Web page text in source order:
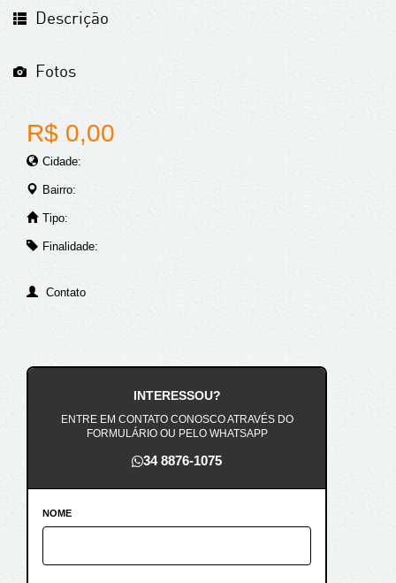
Descrição
Fotos
R$ 0,00
Cidade:
Bairro:
Tipo:
Finalidade:
Contato
INTERESSOU?
ENTRE EM CONTATO CONOSCO ATRAVÉS DO
FORMULÁRIO OU PELO WHATSAPP
34 8876-1075
NOME